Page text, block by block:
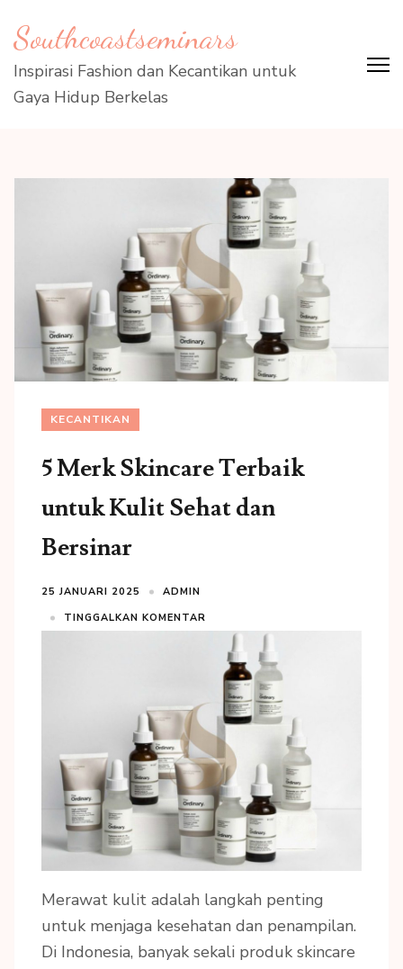
ke
konten
(Tekan
Southcoastseminars
Inspirasi Fashion dan Kecantikan untuk
Gaya Hidup Berkelas
KECANTIKAN
5 Merk Skincare Terbaik
untuk Kulit Sehat dan
Bersinar
25 JANUARI 2025
ADMIN
TINGGALKAN KOMENTAR
Merawat kulit adalah langkah penting
untuk menjaga kesehatan dan penampilan.
Di Indonesia, banyak sekali produk skincare